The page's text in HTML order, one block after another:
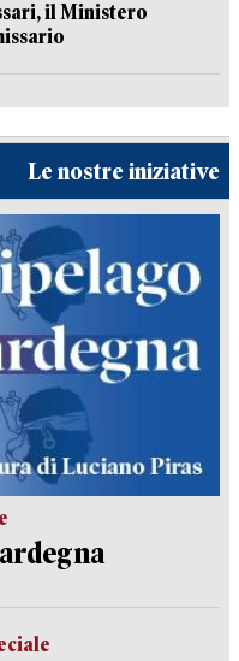
il Ministero
Le nostre iniziative